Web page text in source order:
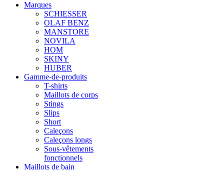
Marques
SCHIESSER
OLAF BENZ
MANSTORE
NOVILA
HOM
SKINY
HUBER
Gamme-de-produits
T-shirts
Maillots de corps
Stings
Slips
Short
Caleçons
Caleçons longs
Sous-vêtements
fonctionnels
Maillots de bain